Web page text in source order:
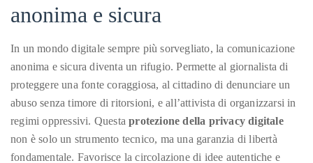
Harrington,
anonima e sicura
In un mondo digitale sempre più sorvegliato, la comunicazione
anonima e sicura diventa un rifugio. Permette al giornalista di
proteggere una fonte coraggiosa, al cittadino di denunciare un
abuso senza timore di ritorsioni, e all’attivista di organizzarsi in
regimi oppressivi. Questaprotezione della privacy digitale
non è solo un strumento tecnico, ma una garanzia di libertà
fondamentale. Favorisce la circolazione di idee autentiche e